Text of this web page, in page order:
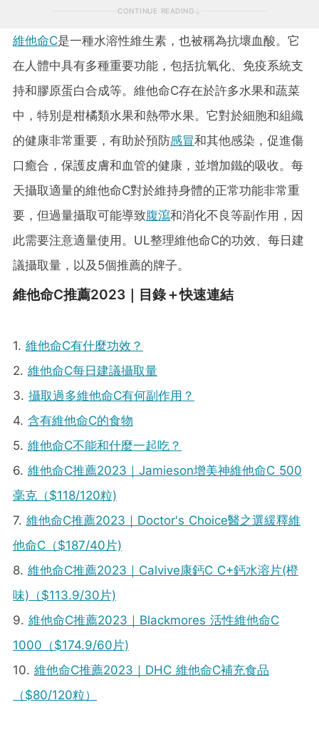
CONTINUE READING
維他命C是一種水溶性維生素，也被稱為抗壞血酸。它
在人體中具有多種重要功能，包括抗氧化、免疫系統支
持和膠原蛋白合成等。維他命C存在於許多水果和蔬菜
中，特別是柑橘類水果和熱帶水果。它對於細胞和組織
的健康非常重要，有助於預防感冒和其他感染，促進傷
口癒合，保護皮膚和血管的健康，並增加鐵的吸收。每
天攝取適量的維他命C對於維持身體的正常功能非常重
要，但過量攝取可能導致腹瀉和消化不良等副作用，因
此需要注意適量使用。UL整理維他命C的功效、每日建
議攝取量，以及5個推薦的牌子。
維他命C推薦2023｜目錄＋快速連結
1. 維他命C有什麼功效？
2. 維他命C每日建議攝取量
3. 攝取過多維他命C有何副作用？
4. 含有維他命C的食物
5. 維他命C不能和什麼一起吃？
6. 維他命C推薦2023｜Jamieson增美神維他命C 500
毫克（$118/120粒)
7. 維他命C推薦2023｜Doctor's Choice醫之選緩釋維
他命C（$187/40片)
8. 維他命C推薦2023｜Calvive康鈣C C+鈣水溶片(橙
味)（$113.9/30片)
9. 維他命C推薦2023｜Blackmores 活性維他命C
1000（$174.9/60片)
10. 維他命C推薦2023｜DHC 維他命C補充食品
（$80/120粒）